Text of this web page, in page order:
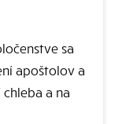
sa
apoštolov a
a na